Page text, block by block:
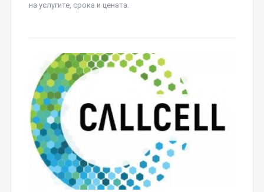
на услугите, срока и цената.